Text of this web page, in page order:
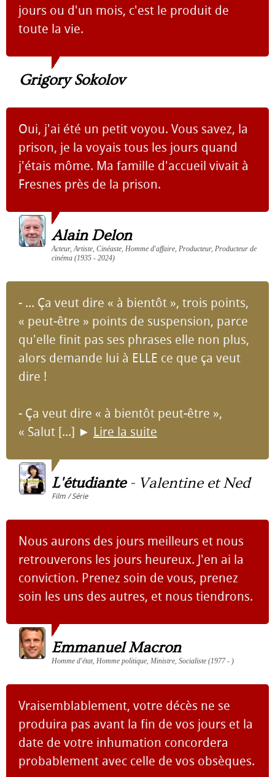
jours ou d'un mois, c'est le produit de
toute la vie.
Grigory Sokolov
Oui, j'ai été un petit voyou. Vous savez, la
prison, je la voyais tous les jours quand
j'étais môme. Ma famille d'accueil vivait à
Fresnes près de la prison.
Alain Delon
Acteur, Artiste, Cinéaste, Homme d'affaire, Producteur, Producteur de
cinéma (1935 - 2024)
- ... Ça veut dire « à bientôt », trois points,
« peut-être » points de suspension, parce
qu'elle finit pas ses phrases elle non plus,
alors demande lui à ELLE ce que ça veut
dire !
- Ça veut dire « à bientôt peut-être »,
« Salut [...] ► Lire la suite
L'étudiante- Valentine et Ned
Film / Série
Nous aurons des jours meilleurs et nous
retrouverons les jours heureux. J'en ai la
conviction. Prenez soin de vous, prenez
soin les uns des autres, et nous tiendrons.
Emmanuel Macron
Homme d'état, Homme politique, Ministre, Socialiste (1977 - )
Vraisemblablement, votre décès ne se
produira pas avant la fin de vos jours et la
date de votre inhumation concordera
probablement avec celle de vos obsèques.